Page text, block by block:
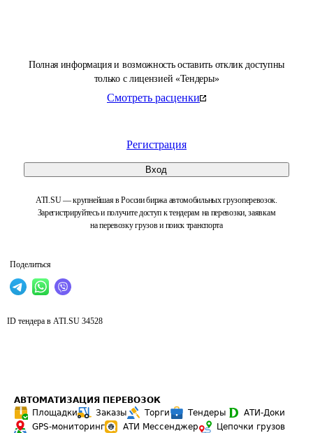
Полная информация и возможность оставить отклик доступны
только с лицензией «Тендеры»
Смотреть расценки
Регистрация
Вход
ATI.SU — крупнейшая в России биржа автомобильных грузоперевозок.
Зарегистрируйтесь и получите доступ к тендерам на перевозки, заявкам
на перевозку грузов и поиск транспорта
Поделиться
ID тендера в ATI.SU 34528
АВТОМАТИЗАЦИЯ ПЕРЕВОЗОК
Площадки
Заказы Торги Тендеры
АТИ-Доки
GPS-мониторинг
АТИ Мессенджер
Цепочки грузов